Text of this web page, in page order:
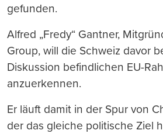
gefunden.
Alfred „Fredy“ Gantner,
Group, will die Schweiz davor
Diskussion befindlichen EU-
anzuerkennen.
Er läuft damit in der Spur von
der das gleiche politische Ziel